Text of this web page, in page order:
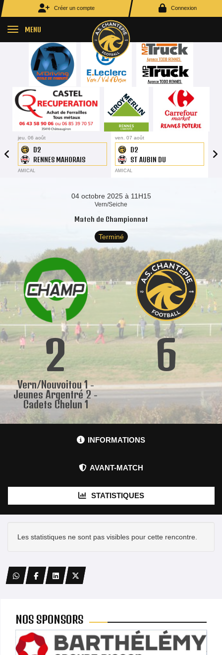
Créer un compte Connexion
MENU
jeu. 06 août
D2
RENNES MAHORAIS
AMICAL
ven. 07 août
D2
ST AUBIN DU
CORMIER
AMICAL
04 octobre 2025 à 11H15
Vern/Seiche
Match de Championnat
Terminé
2 6
Vern/Nouvoitou 1 -
Jeunes Argentré 2 -
Cadets Chelun 1
INFORMATIONS
AVANT-MATCH
STATISTIQUES
Les statistiques ne sont pas visibles pour cette rencontre.
NOS SPONSORS
Panneau de gestion des cookies